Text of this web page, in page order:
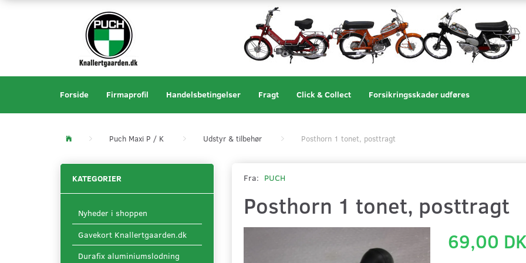
Forside Firmaprofil Handelsbetingelser Fragt Click & Collect Forsikringsskader udføres
Puch Maxi P / K Udstyr & tilbehør Posthorn 1 tonet, posttragt
KATEGORIER
Nyheder i shoppen
Gavekort Knallertgaarden.dk
Durafix aluminiumslodning
Fra: PUCH
Posthorn 1 tonet, posttragt
69,00